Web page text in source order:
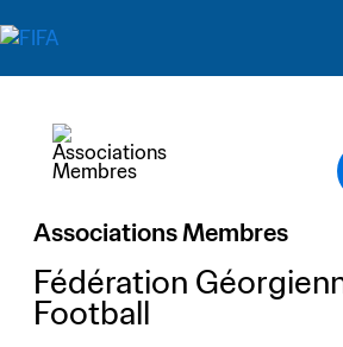
Associations Membres
Fédération
Football